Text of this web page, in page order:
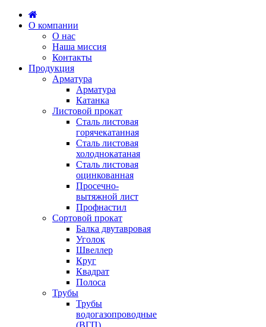
О компании
О нас
Наша миссия
Контакты
Продукция
Арматура
Арматура
Катанка
Листовой прокат
Сталь листовая
горячекатанная
Сталь листовая
холоднокатаная
Сталь листовая
оцинкованная
Просечно-
вытяжной лист
Профнастил
Сортовой прокат
Балка двутавровая
Уголок
Швеллер
Круг
Квадрат
Полоса
Трубы
Трубы
водогазопроводные
(ВГП)